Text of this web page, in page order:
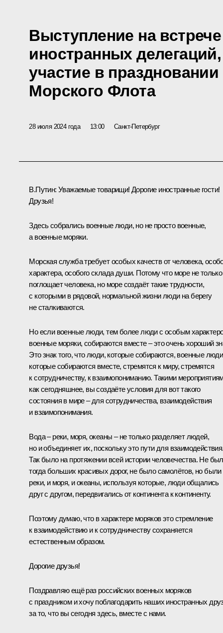
Выступление на
иностранных
участие в
Морского Флота
28 июля 2024 года 13:00 Санкт-Петербург
В.Путин: Уважаемые товарищи! Дорогие иностранные гости!
Друзья!
Здесь собрались военные люди, но не просто военные,
а военные моряки.
Морская служба требует особых качеств от человека,
характера, особого склада души. Потому что море не только
поглощает человека, но море создаёт такие трудности,
с которыми в рядовой, нормальной жизни люди на берегу
не сталкиваются.
Но если военные люди, тем более люди с особым
военные моряки, собираются вместе – это очень хороший
Это знак того, что люди, которые собираются, военные
которые собираются вместе, стремятся к миру, стремятся
к сотрудничеству, к взаимопониманию. Такими
как сегодняшнее, вы создаёте условия для вот такого
состояния в мире – для сотрудничества, взаимодействия
и взаимопонимания.
Вода – реки, моря, океаны – не только разделяет людей,
но и объединяет их, поскольку это пути для
Так было на протяжении всей истории человечества. Не
тогда больших красивых дорог, не было самолётов, но были
реки, и моря, и океаны, используя которые, люди общались
друг с другом, передвигались от континента к континенту.
Поэтому думаю, что в характере моряков это стремление
к взаимодействию и к сотрудничеству сохраняется
естественным образом.
Дорогие друзья!
Поздравляю ещё раз российских военных моряков
с праздником и хочу поблагодарить наших иностранных
за то, что вы сегодня здесь, вместе с нами.